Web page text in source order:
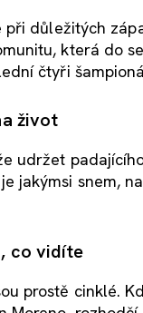
při důležitých
která do
čtyři
život
udržet
jakýmsi snem,
co vidíte
prostě cinklé.